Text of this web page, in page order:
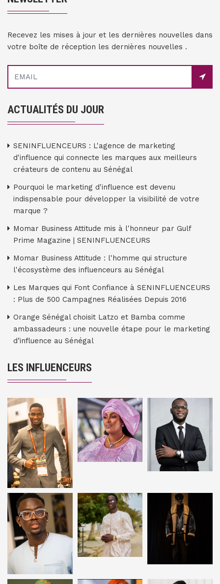
Recevez les mises à jour et les dernières nouvelles dans
votre boîte de réception les dernières nouvelles .
ACTUALITÉS DU JOUR
SENINFLUENCEURS : L'agence de marketing
d'influence qui connecte les marques aux meilleurs
créateurs de contenu au Sénégal
Pourquoi le marketing d'influence est devenu
indispensable pour développer la visibilité de votre
marque ?
Momar Business Attitude mis à l'honneur par Gulf
Prime Magazine | SENINFLUENCEURS
Momar Business Attitude : l'homme qui structure
l'écosystème des influenceurs au Sénégal
Les Marques qui Font Confiance à SENINFLUENCEURS
: Plus de 500 Campagnes Réalisées Depuis 2016
Orange Sénégal choisit Latzo et Bamba comme
ambassadeurs : une nouvelle étape pour le marketing
d’influence au Sénégal
LES INFLUENCEURS